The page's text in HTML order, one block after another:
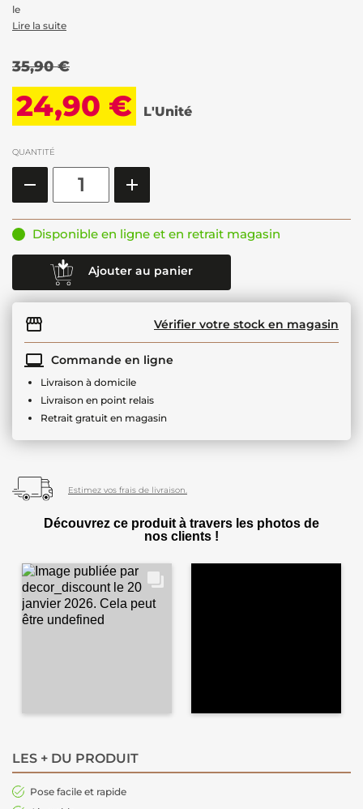
le
Lire la suite
35,90 €
24,90 € L'Unité
QUANTITÉ
Disponible en ligne et en retrait magasin
Ajouter au panier
Vérifier votre stock en magasin
Commande en ligne
Livraison à domicile
Livraison en point relais
Retrait gratuit en magasin
Estimez vos frais de livraison.
Découvrez ce produit à travers les photos de
nos clients !
LES + DU PRODUIT
Pose facile et rapide